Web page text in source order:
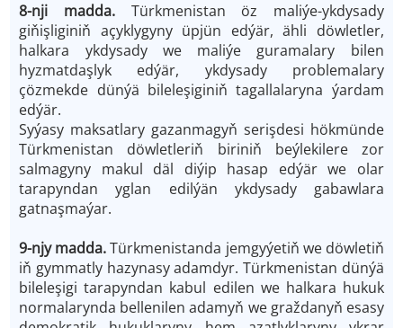
8-nji madda.Türkmenistan öz maliýe-ykdysady
giňişliginiň açyklygyny üpjün edýär, ähli döwletler,
halkara ykdysady we maliýe guramalary bilen
hyzmatdaşlyk edýär, ykdysady problemalary
çözmekde dünýä bileleşiginiň tagallalaryna ýardam
edýär.
Syýasy maksatlary gazanmagyň serişdesi hökmünde
Türkmenistan döwletleriň biriniň beýlekilere zor
salmagyny makul däl diýip hasap edýär we olar
tarapyndan yglan edilýän ykdysady gabawlara
gatnaşmaýar.
9-njy madda.Türkmenistanda jemgyýetiň we döwletiň
iň gymmatly hazynasy adamdyr. Türkmenistan dünýä
bileleşigi tarapyndan kabul edilen we halkara hukuk
normalarynda bellenilen adamyň we graždanyň esasy